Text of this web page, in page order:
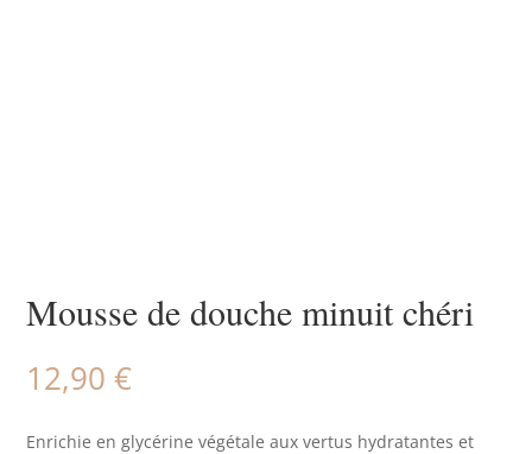
Mousse de douche minuit chéri
12,90€
Enrichie en glycérine végétale aux vertus hydratantes et